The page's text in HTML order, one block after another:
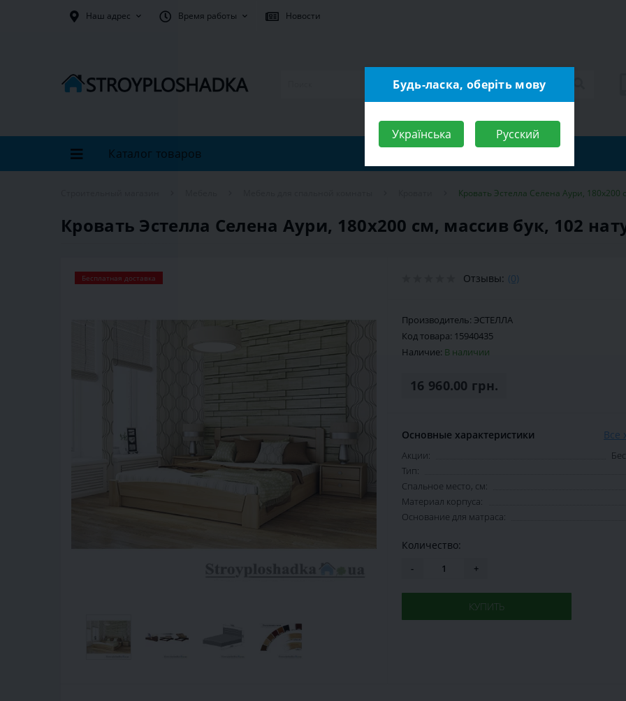
Наш адрес Время работы Новости
Каталог товаров
Кровать Эстелла Селена Аури, 180х200
Кровать Эстелла Селена Аури, 180х200 см, массив бук, 102
Бесплатная доставка Отзывы: (0)
Производитель: ЭСТЕЛЛА
Код товара: 15940435
Наличие: В наличии
16 960.00 грн.
Основные характеристики Все
Акции:
Тип:
Спальное место, см:
Материал корпуса:
Основание для матраса:
Количество:
- +
КУПИТЬ
Будь-ласка, оберіть мову
Українська Русский